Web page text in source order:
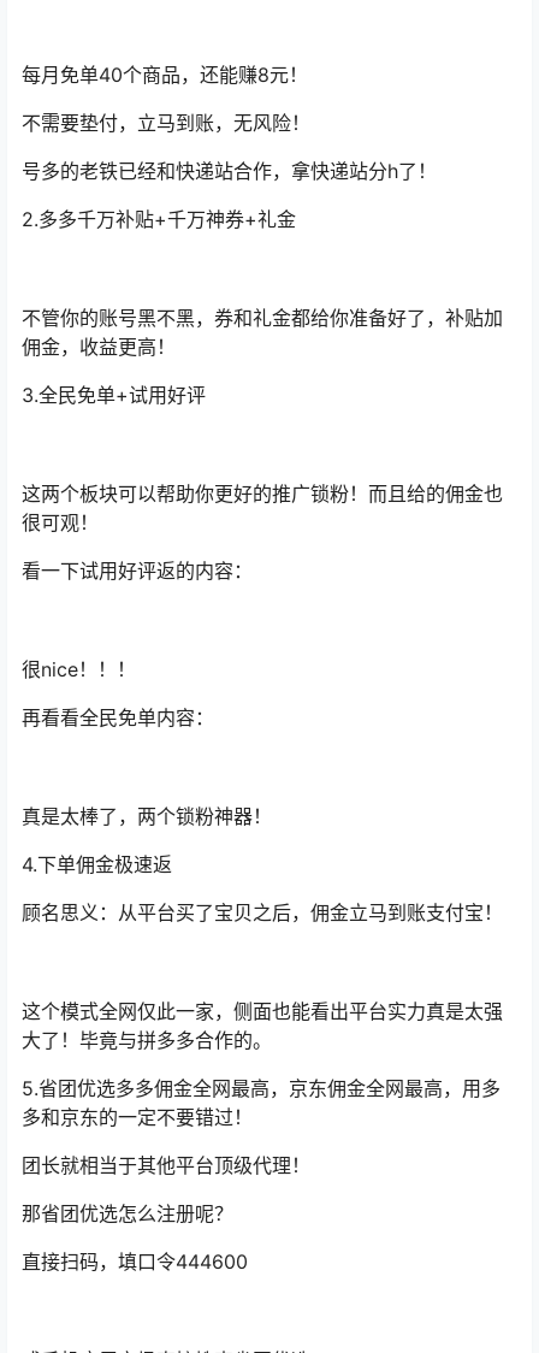
每月免单40个商品，还能赚8元！
不需要垫付，立马到账，无风险！
号多的老铁已经和快递站合作，拿快递站分h了！
2.多多千万补贴+千万神券+礼金
不管你的账号黑不黑，券和礼金都给你准备好了，补贴加
佣金，收益更高！
3.全民免单+试用好评
这两个板块可以帮助你更好的推广锁粉！而且给的佣金也
很可观！
看一下试用好评返的内容：
很nice！！！
再看看全民免单内容：
真是太棒了，两个锁粉神器！
4.下单佣金极速返
顾名思义：从平台买了宝贝之后，佣金立马到账支付宝！
这个模式全网仅此一家，侧面也能看出平台实力真是太强
大了！毕竟与拼多多合作的。
5.省团优选多多佣金全网最高，京东佣金全网最高，用多
多和京东的一定不要错过！
团长就相当于其他平台顶级代理！
那省团优选怎么注册呢？
直接扫码，填口令444600